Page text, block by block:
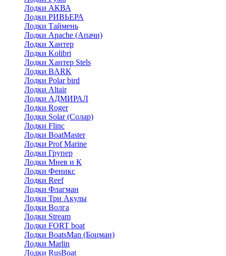
Лодки АКВА
Лодки РИВЬЕРА
Лодки Таймень
Лодки Apache (Апачи)
Лодки Хантер
Лодки Kolibri
Лодки Хантер Stels
Лодки BARK
Лодки Polar bird
Лодки Altair
Лодки АДМИРАЛ
Лодки Roger
Лодки Solar (Солар)
Лодки Flinc
Лодки BoatMaster
Лодки Prof Marine
Лодки Групер
Лодки Мнев и К
Лодки Феникс
Лодки Reef
Лодки Флагман
Лодки Три Акулы
Лодки Волга
Лодки Stream
Лодки FORT boat
Лодки BoatsMan (Боцман)
Лодки Marlin
Лодки RusBoat